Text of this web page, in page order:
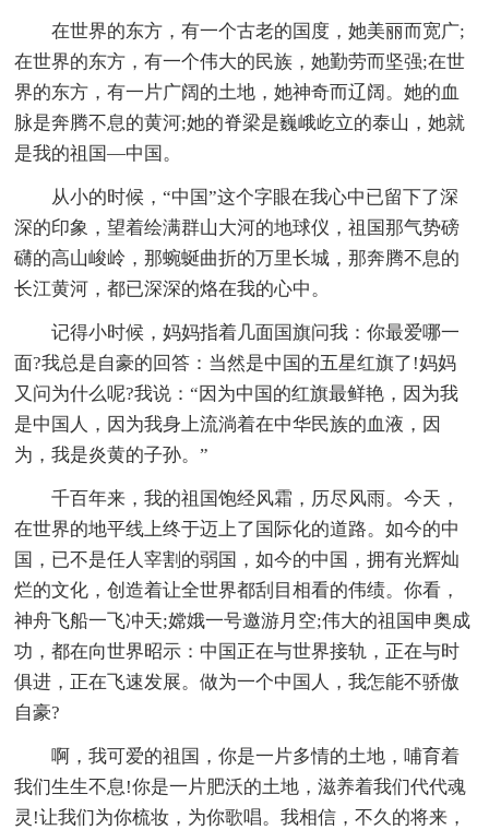
在世界的东方，有一个古老的国度，她美丽而宽广;
在世界的东方，有一个伟大的民族，她勤劳而坚强;在世
界的东方，有一片广阔的土地，她神奇而辽阔。她的血
脉是奔腾不息的黄河;她的脊梁是巍峨屹立的泰山，她就
是我的祖国—中国。
从小的时候，“中国”这个字眼在我心中已留下了深
深的印象，望着绘满群山大河的地球仪，祖国那气势磅
礴的高山峻岭，那蜿蜒曲折的万里长城，那奔腾不息的
长江黄河，都已深深的烙在我的心中。
记得小时候，妈妈指着几面国旗问我：你最爱哪一
面?我总是自豪的回答：当然是中国的五星红旗了!妈妈
又问为什么呢?我说：“因为中国的红旗最鲜艳，因为我
是中国人，因为我身上流淌着在中华民族的血液，因
为，我是炎黄的子孙。”
千百年来，我的祖国饱经风霜，历尽风雨。今天，
在世界的地平线上终于迈上了国际化的道路。如今的中
国，已不是任人宰割的弱国，如今的中国，拥有光辉灿
烂的文化，创造着让全世界都刮目相看的伟绩。你看，
神舟飞船一飞冲天;嫦娥一号邀游月空;伟大的祖国申奥成
功，都在向世界昭示：中国正在与世界接轨，正在与时
俱进，正在飞速发展。做为一个中国人，我怎能不骄傲
自豪?
啊，我可爱的祖国，你是一片多情的土地，哺育着
我们生生不息!你是一片肥沃的土地，滋养着我们代代魂
灵!让我们为你梳妆，为你歌唱。我相信，不久的将来，